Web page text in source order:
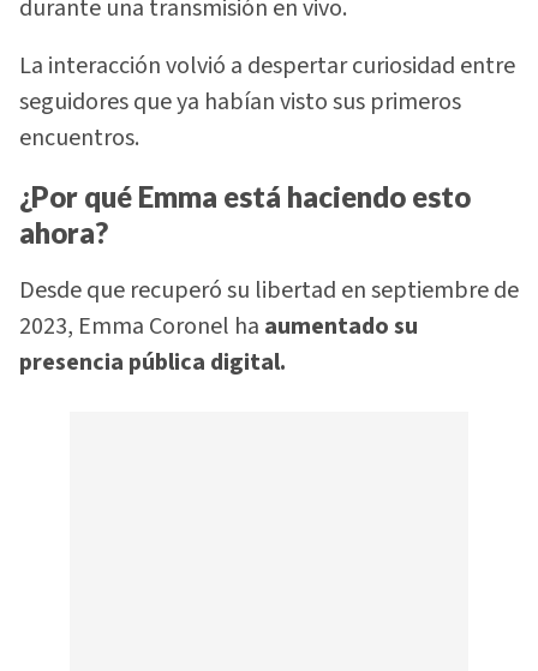
durante una transmisión en vivo.
La interacción volvió a despertar curiosidad entre
seguidores que ya habían visto sus primeros
encuentros.
¿Por qué Emma está haciendo esto
ahora?
Desde que recuperó su libertad en septiembre de
2023, Emma Coronel ha aumentado su
presencia pública digital.